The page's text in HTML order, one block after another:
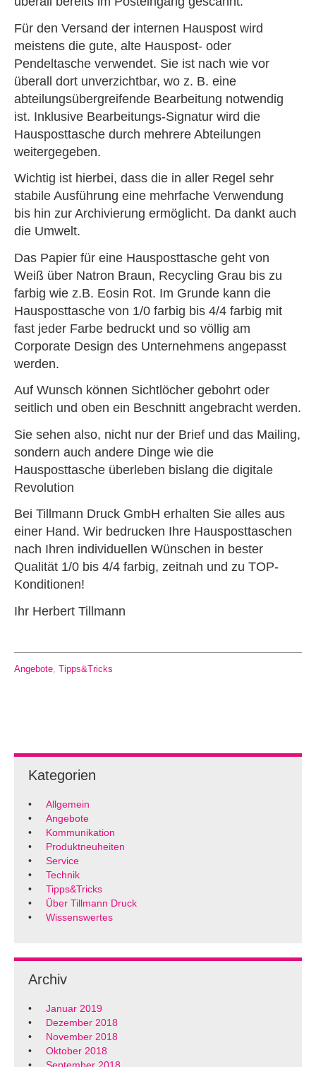
Für den Versand der internen Hauspost wird
meistens die gute, alte Hauspost- oder
Pendeltasche verwendet. Sie ist nach wie vor
überall dort unverzichtbar, wo z. B. eine
abteilungsübergreifende Bearbeitung notwendig
ist. Inklusive Bearbeitungs-Signatur wird die
Hausposttasche durch mehrere Abteilungen
weitergegeben.
Wichtig ist hierbei, dass die in aller Regel sehr
stabile Ausführung eine mehrfache Verwendung
bis hin zur Archivierung ermöglicht. Da dankt auch
die Umwelt.
Das Papier für eine Hausposttasche geht von
Weiß über Natron Braun, Recycling Grau bis zu
farbig wie z.B. Eosin Rot. Im Grunde kann die
Hausposttasche von 1/0 farbig bis 4/4 farbig mit
fast jeder Farbe bedruckt und so völlig am
Corporate Design des Unternehmens angepasst
werden.
Auf Wunsch können Sichtlöcher gebohrt oder
seitlich und oben ein Beschnitt angebracht werden.
Sie sehen also, nicht nur der Brief und das Mailing,
sondern auch andere Dinge wie die
Hausposttasche überleben bislang die digitale
Revolution
Bei Tillmann Druck GmbH erhalten Sie alles aus
einer Hand. Wir bedrucken Ihre Hausposttaschen
nach Ihren individuellen Wünschen in bester
Qualität 1/0 bis 4/4 farbig, zeitnah und zu TOP-
Konditionen!
Ihr Herbert Tillmann
Angebote Tipps&Tricks
Kategorien
Allgemein
Angebote
Kommunikation
Produktneuheiten
Service
Technik
Tipps&Tricks
Über Tillmann Druck
Wissenswertes
Archiv
Januar 2019
Dezember 2018
November 2018
Oktober 2018